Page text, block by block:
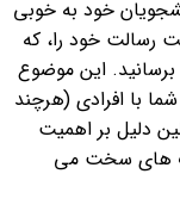
خود به خوبی
رسالت خود را، که
این موضوع
با افرادی (هرچند
دلیل بر اهمیت
های سخت می